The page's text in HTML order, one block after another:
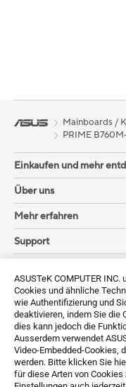
ASUSTeK COMPUTER
Cookies und ähnliche
wie Authentifizierung und
deaktivieren, indem Sie die
dies kann jedoch die
Ausserdem verwendet
Video-Embedded-Cookies,
werden. Bitte klicken Sie
für diese Arten von
Mainboards /
PRIME
Einkaufen und mehr
Über uns
Mehr erfahren
Support
Erhalten Sie die